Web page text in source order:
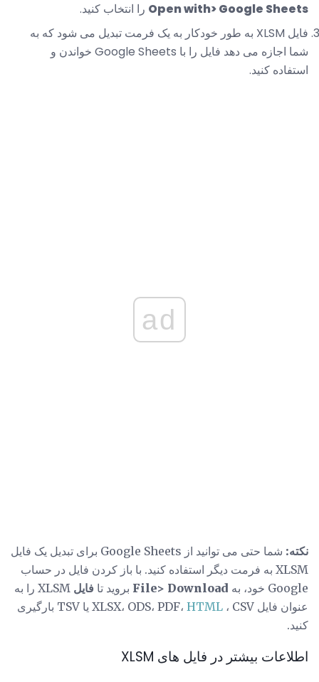
Open with> Google Sheets را انتخاب کنید.
فایل XLSM به طور خودکار به یک فرمت تبدیل می شود که به
شما اجازه می دهد فایل را با Google Sheets خواندن و
استفاده کنید.
ad
نکته:
شما حتی می توانید از Google Sheets برای تبدیل یک فایل
XLSM به فرمت دیگر استفاده کنید. با باز کردن فایل در حساب
Google خود، به
File> Download بروید تا فایل
XLSM را به
عنوان فایل XLSX، ODS، PDF،
HTML
، CSV یا TSV بارگیری
کنید.
اطلاعات بیشتر در فایل های XLSM